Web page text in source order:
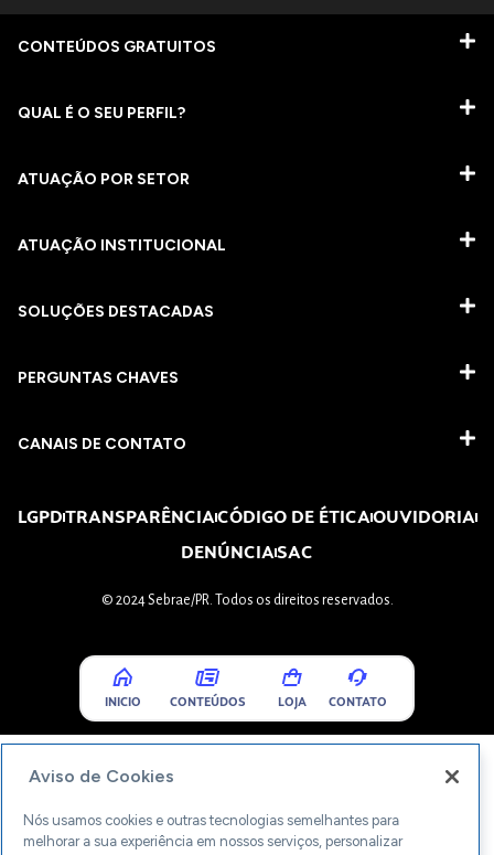
CONTEÚDOS GRATUITOS
QUAL É O SEU PERFIL?
ATUAÇÃO POR SETOR
ATUAÇÃO INSTITUCIONAL
SOLUÇÕES DESTACADAS
PERGUNTAS CHAVES​
CANAIS DE CONTATO
LGPDTRANSPARÊNCIACÓDIGO DE ÉTICAOUVIDORIA
DENÚNCIASAC
© 2024 Sebrae/PR. Todos os direitos reservados.
INICIO CONTEÚDOS LOJA CONTATO
Aviso de Cookies
Nós usamos cookies e outras tecnologias semelhantes para
melhorar a sua experiência em nossos serviços, personalizar